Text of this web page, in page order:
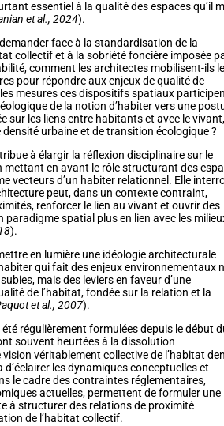
essentiel à la qualité des espaces qu’il
et al., 2024).
face à la standardisation de la
collectif et à la sobriété foncière imposée
comment les architectes mobilisent-ils
pour répondre aux enjeux de qualité de
mesures ces dispositifs spatiaux
de la notion d’habiter vers une
sur les liens entre habitants et avec le vivant,
urbaine et de transition écologique ?
à élargir la réflexion disciplinaire sur le
mettant en avant le rôle structurant des
vecteurs d’un habiter relationnel. Elle
peut, dans un contexte contraint,
renforcer le lien au vivant et ouvrir des
paradigme spatial plus en lien avec les
).
en lumière une idéologie architecturale
qui fait des enjeux environnementaux
mais des leviers en faveur d’une
de l’habitat, fondée sur la relation et la
et al., 2007).
régulièrement formulées depuis le début
souvent heurtées à la dissolution
vision véritablement collective de l’habitat
d’éclairer les dynamiques conceptuelles et
le cadre des contraintes réglementaires,
actuelles, permettent de formuler une
à structurer des relations de proximité
de l’habitat collectif.